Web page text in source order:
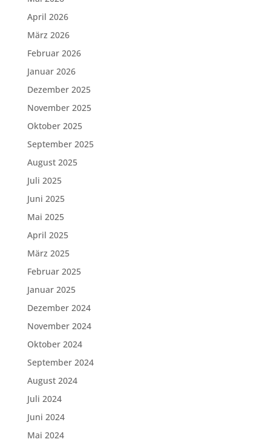
April 2026
März 2026
Februar 2026
Januar 2026
Dezember 2025
November 2025
Oktober 2025
September 2025
August 2025
Juli 2025
Juni 2025
Mai 2025
April 2025
März 2025
Februar 2025
Januar 2025
Dezember 2024
November 2024
Oktober 2024
September 2024
August 2024
Juli 2024
Juni 2024
Mai 2024